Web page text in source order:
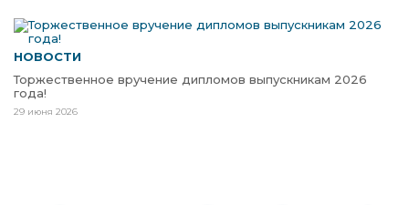
НОВОСТИ
Торжественное вручение дипломов выпускникам 2026
года!
29 июня 2026